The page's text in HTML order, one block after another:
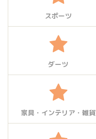
スポーツ
ダーツ
家具・インテリア・雑貨